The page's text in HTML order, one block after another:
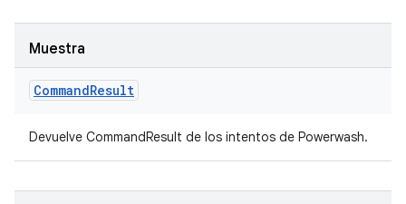
Muestra
CommandResult
Devuelve CommandResult de los intentos de Powerwash.